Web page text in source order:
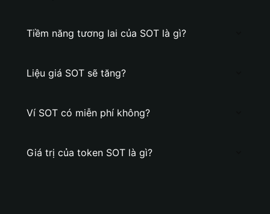
Tiềm năng tương lai của SOT là gì?
Liệu giá SOT sẽ tăng?
Ví SOT có miễn phí không?
Giá trị của token SOT là gì?